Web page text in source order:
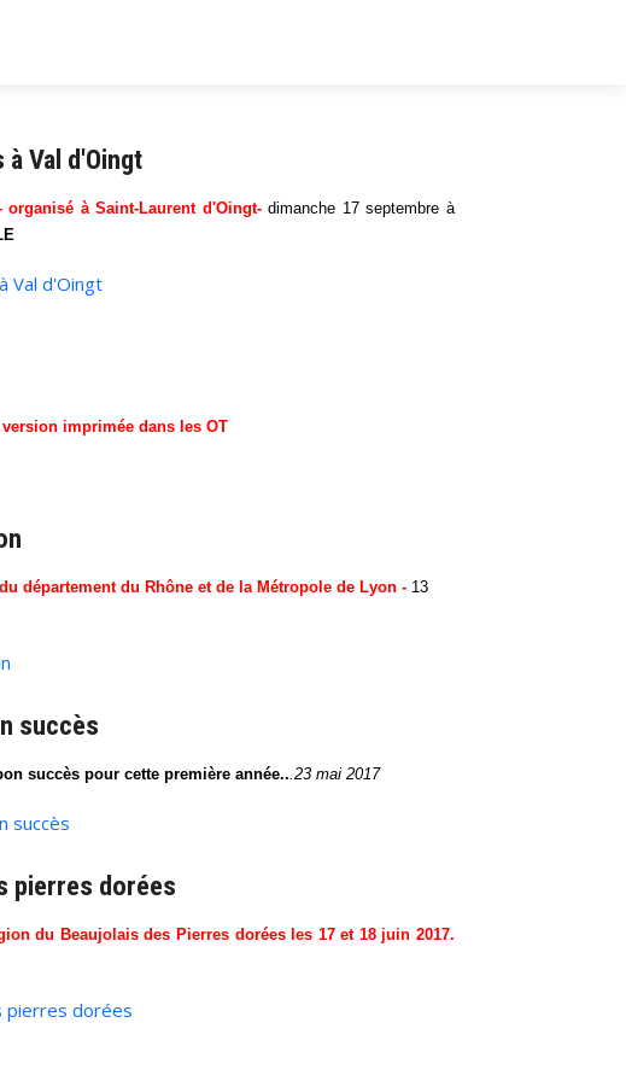
Val d'Oingt
organisé à Saint-Laurent d'Oingt-dimanche 17 septembre à
Val d'Oingt
imprimée dans les OT
département du Rhône et de la Métropole de Lyon - 13
succès
succès pour cette première année...23 mai 2017
succès
pierres dorées
du Beaujolais des Pierres dorées les 17 et 18 juin 2017.
pierres dorées